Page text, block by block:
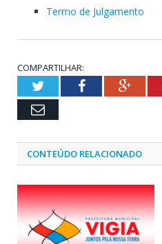
Termo de Julgamento
COMPARTILHAR:
TwitterFacebook
Email
CONTEÚDO RELACIONADO